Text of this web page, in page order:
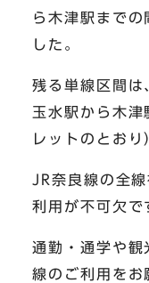
ら木津駅まで
した。
残る単線区間は
玉水駅から木津
レットのとおり
JR奈良線の全
利用が不可欠で
通勤・通学や観
線のご利用をお